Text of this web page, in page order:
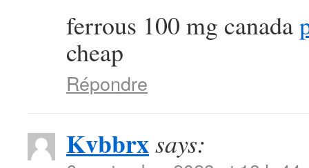
ferrous 100 mg canada
cheap
Répondre
Kvbbrxsays: